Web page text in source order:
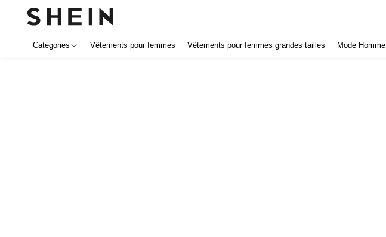
Catégories Vêtements pour femmes Vêtements pour femmes grandes tailles Mode Homme